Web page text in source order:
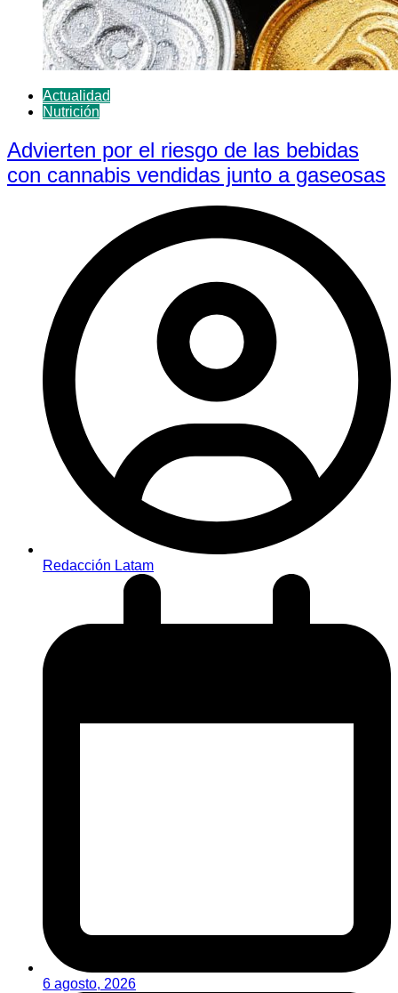
Actualidad
Nutrición
Advierten por el riesgo de las bebidas
con cannabis vendidas junto a gaseosas
Redacción Latam
6 agosto, 2026